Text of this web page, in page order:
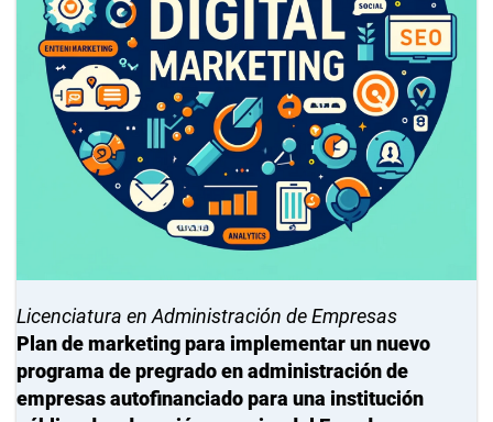
Licenciatura en Administración de Empresas
Plan de marketing para implementar un nuevo
programa de pregrado en administración de
empresas autofinanciado para una institución